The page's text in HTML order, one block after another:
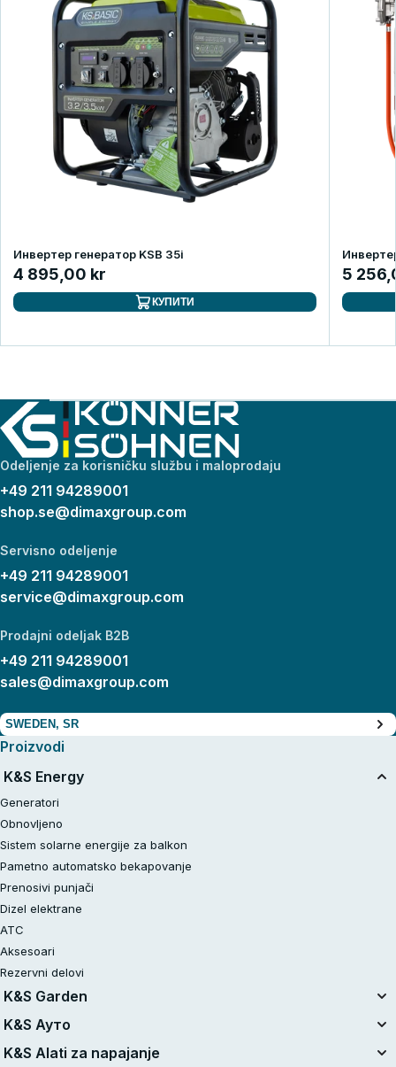
Инвертер генератор KSB 35i
4 895,00 kr
КУПИТИ
5
Odeljenje za korisničku službu i maloprodaju
+49 211 94289001
shop.se@dimaxgroup.com
Servisno odeljenje
+49 211 94289001
service@dimaxgroup.com
Prodajni odeljak B2B
+49 211 94289001
sales@dimaxgroup.com
SWEDEN, SR
Proizvodi
K&S Energy
Generatori
Obnovljeno
Sistem solarne energije za balkon
Pametno automatsko bekapovanje
Prenosivi punjači
Dizel elektrane
АТС
Aksesoari
Rezervni delovi
K&S Garden
Ujedinjeni sistem baterija
K&S Ауто
Vazdušni kompresori
K&S Alati za napajanje